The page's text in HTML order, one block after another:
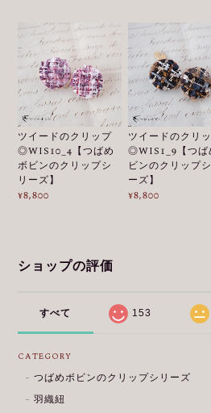
ツイードのクリップ
◎WIS10_4【つばめ
ボビンのクリップシ
リーズ】
¥8,800
ツイードのクリ
◎WIS1_9【つば
ビンのクリップ
ーズ】
¥8,800
ショップの評価
すべて 153
CATEGORY
つばめボビンのクリップシリーズ
羽織紐